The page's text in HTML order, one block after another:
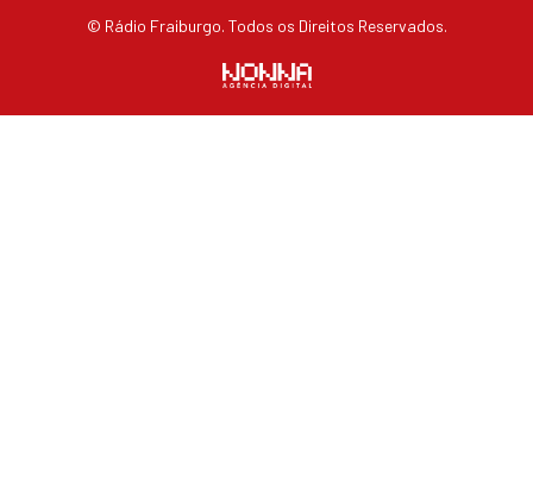
© Rádio Fraiburgo. Todos os Direitos Reservados.